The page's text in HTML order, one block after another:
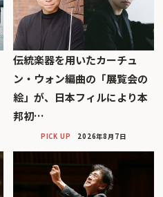
伝統楽器を用いたカーチュ
ン・ウォン編曲の「展覧会の
絵」が、日本フィルにより本
邦初…
PICK UP 2026年8月7日